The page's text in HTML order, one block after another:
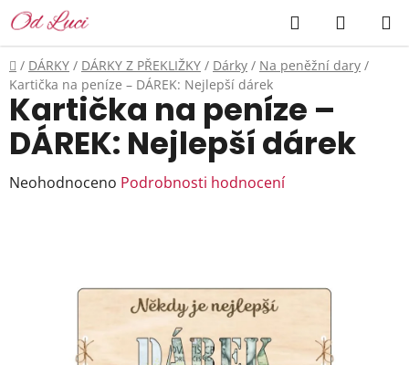
Přejít
na
obsah
Hledat
KOŠÍK
Domů
/ DÁRKY / DÁRKY Z PŘEKLIŽKY / Dárky / Na peněžní dary /
Kartička na peníze – DÁREK: Nejlepší dárek
Kartička na peníze –
DÁREK: Nejlepší dárek
Průměrné
hvězdiček.
Neohodnoceno Podrobnosti hodnocení